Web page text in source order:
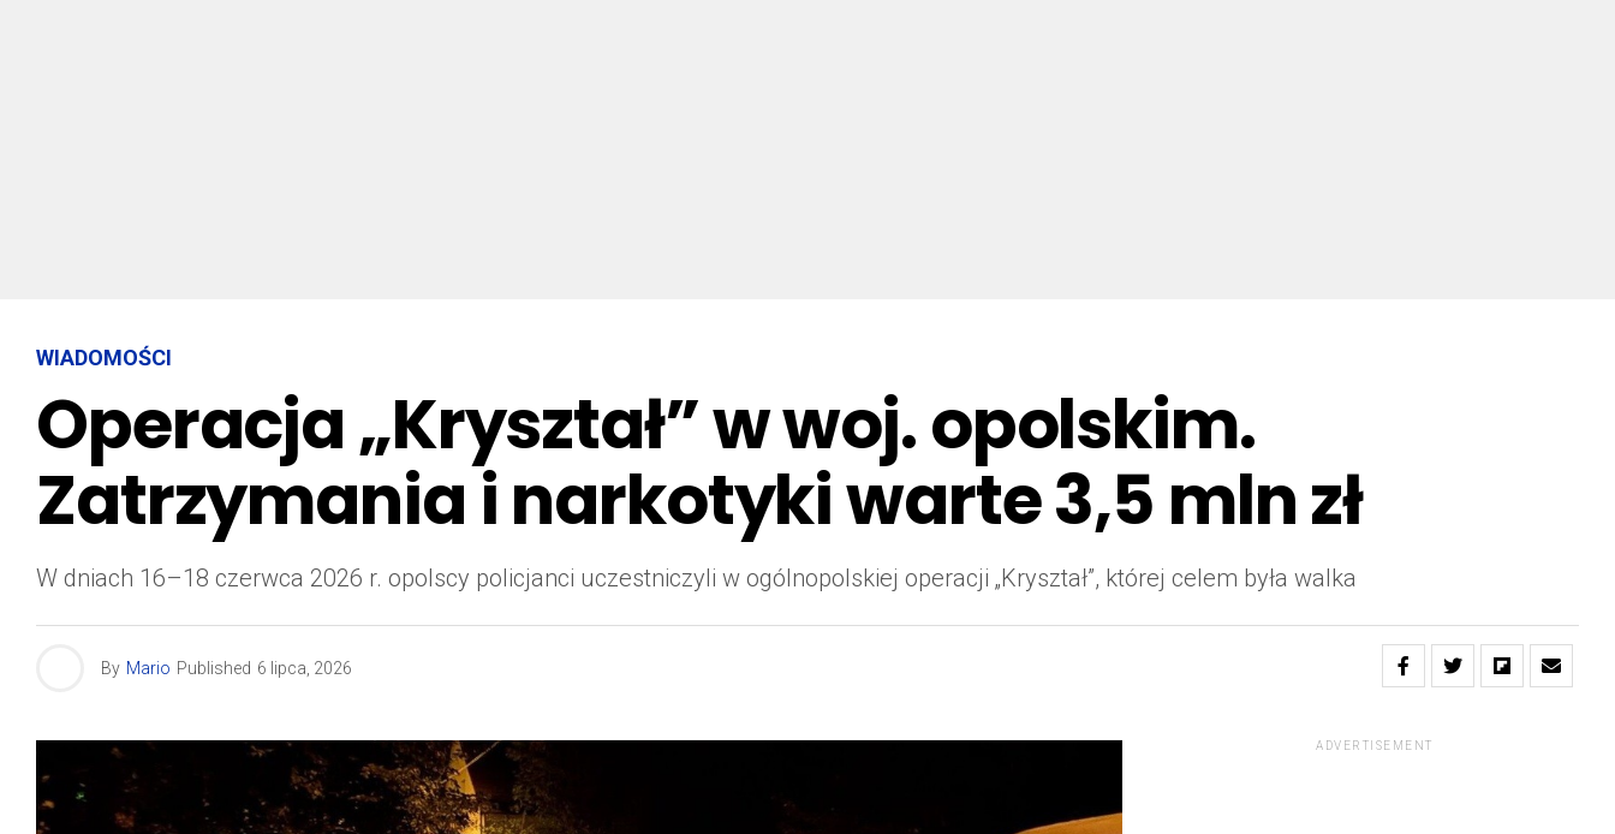
WIADOMOŚCI
Operacja „Kryształ” w woj. opolskim.
Zatrzymania i narkotyki warte 3,5 mln zł
W dniach 16–18 czerwca 2026 r. opolscy policjanci uczestniczyli w ogólnopolskiej operacji „Kryształ”, której celem była walka
By Mario Published 6 lipca, 2026
ADVERTISEMENT